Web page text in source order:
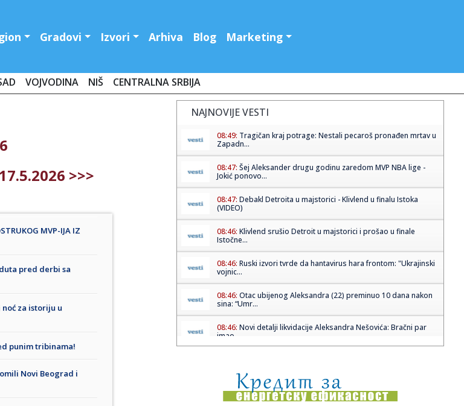
Gradovi Izvori Arhiva Blog Marketing
VOJVODINA NIŠ CENTRALNA SRBIJA
>>>
MVP-IJA IZ
pred derbi sa
noć za istoriju u
punim tribinama!
Novi Beograd i
NAJNOVIJE VESTI
08:49: Tragičan kraj potrage: Nestali pecaroš pronađen mrtav u
Zapadn...
08:47: Šej Aleksander drugu godinu zaredom MVP NBA lige -
Jokić ponovo...
08:47: Debakl Detroita u majstorici - Klivlend u finalu Istoka
(VIDEO)
08:46: Klivlend srušio Detroit u majstorici i prošao u finale
Istočne...
08:46: Ruski izvori tvrde da hantavirus hara frontom: "Ukrajinski
vojnic...
08:46: Otac ubijenog Aleksandra (22) preminuo 10 dana nakon
sina: “Umr...
08:46: Novi detalji likvidacije Aleksandra Nešovića: Bračni par
imao ...
08:46:Google više ne daje svima 15GB besplatnog prostora